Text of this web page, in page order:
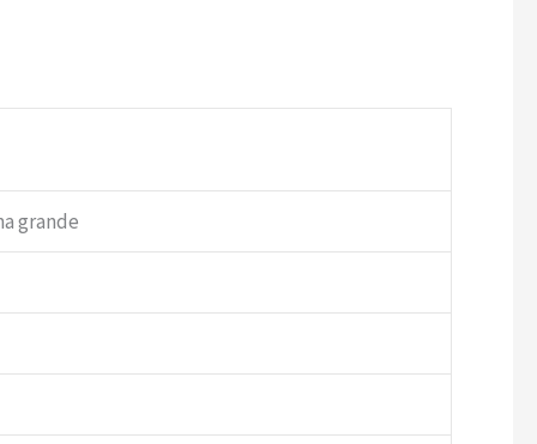
grande